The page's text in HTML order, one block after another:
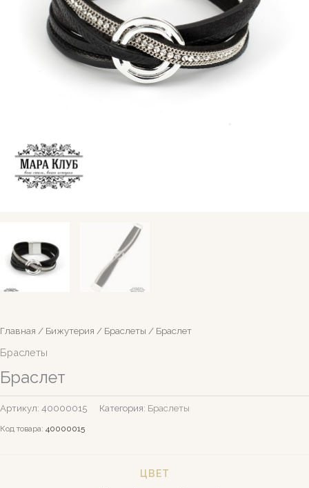
Главная / Бижутерия / Браслеты / Браслет
Браслеты
Браслет
Артикул: 40000015 Категория: Браслеты
Код товара: 40000015
ЦВЕТ